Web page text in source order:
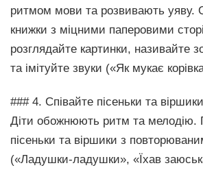
ритмом мови та розвивають уяву.
книжки з міцними паперовими
розглядайте картинки, називайте
та імітуйте звуки («Як мукає
### 4. Співайте пісеньки та віршики
Діти обожнюють ритм та мелодію.
пісеньки та віршики з
(«Ладушки-ладушки», «Їхав